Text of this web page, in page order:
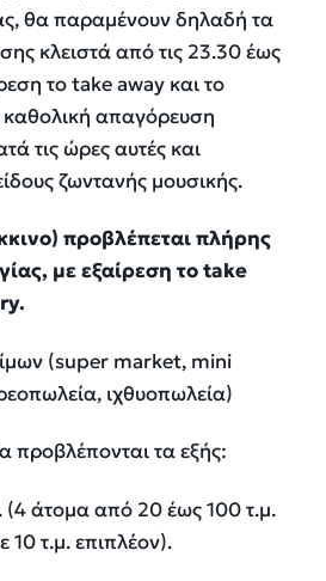
θα παραμένουν δηλαδή τα
κλειστά από τις 23.30 έως
τo take away και τo
καθολική απαγόρευση
τις ώρες αυτές και
ζωντανής μουσικής.
προβλέπεται πλήρης
με εξαίρεση το take
(super market, mini
ιχθυοπωλεία)
προβλέπονται τα εξής:
(4 άτομα από 20 έως 100 τ.μ.
10 τ.μ. επιπλέον).